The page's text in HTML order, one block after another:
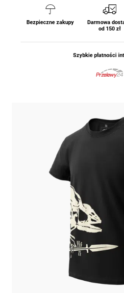
Shirt
Bezpieczne zakupy
Darmowa
od 150 zł
Szybkie płatności